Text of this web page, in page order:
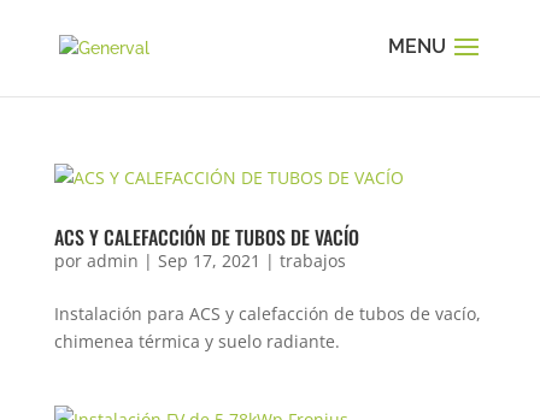
ACS Y CALEFACCIÓN DE TUBOS DE VACÍO
por admin | Sep 17, 2021 | trabajos
Instalación para ACS y calefacción de tubos de vacío,
chimenea térmica y suelo radiante.